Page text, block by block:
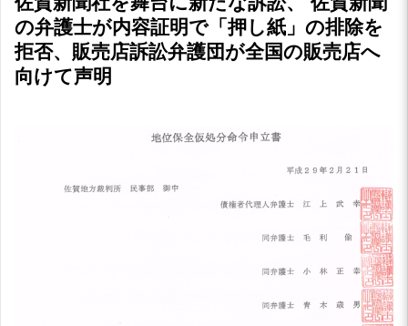
の弁護士が内容証明で「押し紙」の排除を
拒否、販売店訴訟弁護団が全国の販売店へ
向けて声明